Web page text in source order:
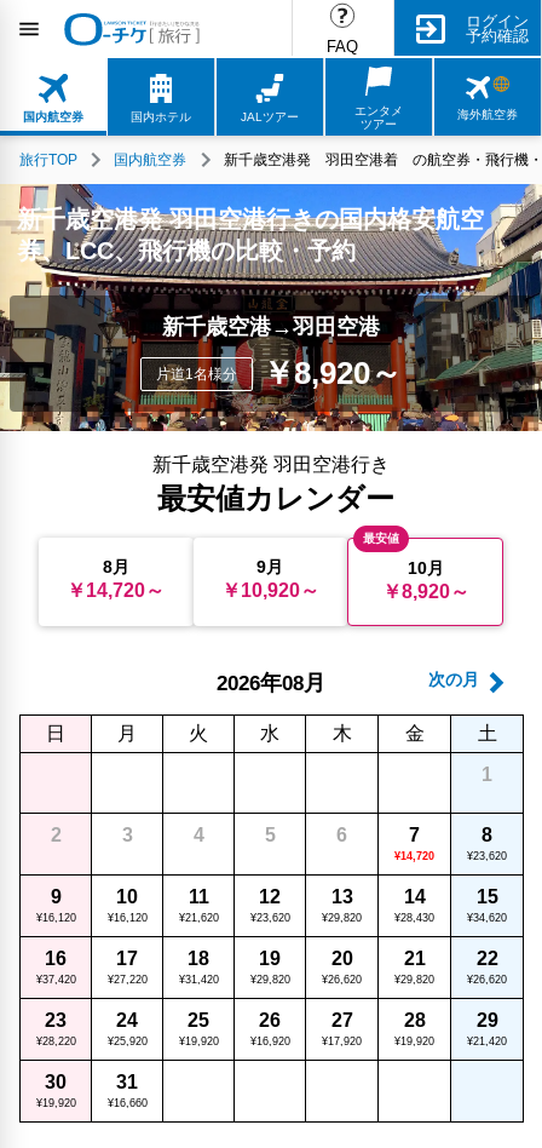
FAQ
ログイン
予約確認
国内航空券 国内ホテル JALツアー
エンタメ
ツアー
海外航空券
旅行TOP 国内航空券 新千歳空港発 羽田空港着 の航空券・飛行機
新千歳空港発 羽田空港行きの国内格安航空
券、LCC、飛行機の比較・予約
新千歳空港→羽田空港
片道1名様分 ￥8,920～
新千歳空港発 羽田空港行き
最安値カレンダー
8月
￥14,720～
9月
￥10,920～
最安値
10月
￥8,920～
次の月
2026年08月
日 月 火 水 木 金
土
1
2 3 4 5 6 7
¥14,720
8
¥23,620
9
¥16,120
10
¥16,120
11
¥21,620
12
¥23,620
13
¥29,820
14
¥28,430
15
¥34,620
16
¥37,420
17
¥27,220
18
¥31,420
19
¥29,820
20
¥26,620
21
¥29,820
22
¥26,620
23
¥28,220
24
¥25,920
25
¥19,920
26
¥16,920
27
¥17,920
28
¥19,920
29
¥21,420
30
¥19,920
31
¥16,660